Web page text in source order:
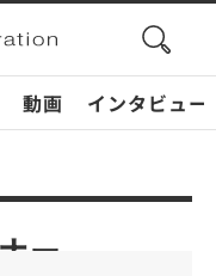
search
動画 インタビュー
ー